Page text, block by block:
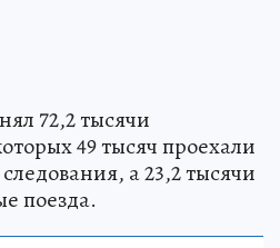
72,2 тысячи
49 тысяч проехали
а 23,2 тысячи
поезда.